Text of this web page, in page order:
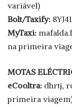
variável)
Bolt/Taxify:
MyTaxi:
na primeira
MOTAS
eCooltra: dhrtj,
primeira